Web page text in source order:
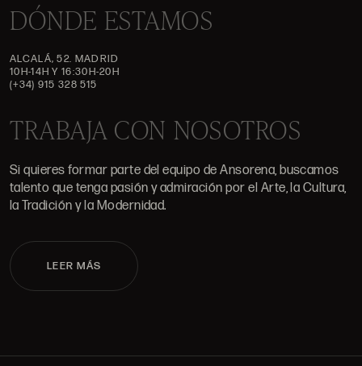
DÓNDE ESTAMOS
ALCALÁ, 52. MADRID
10H-14H Y 16:30H-20H
(+34) 915 328 515
TRABAJA CON NOSOTROS
Si quieres formar parte del equipo de Ansorena, buscamos
talento que tenga pasión y admiración por el Arte, la Cultura,
la Tradición y la Modernidad.
LEER MÁS